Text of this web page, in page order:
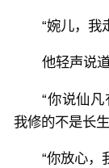
“婉儿，我
他轻声说
“你说仙
我修的不是长
“你放心，